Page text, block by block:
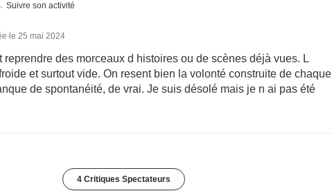
Suivre son activité
le 25 mai 2024
reprendre des morceaux d histoires ou de scènes déjà vues. L
et surtout vide. On resent bien la volonté construite de chaque
de spontanéité, de vrai. Je suis désolé mais je n ai pas été
4 Critiques Spectateurs